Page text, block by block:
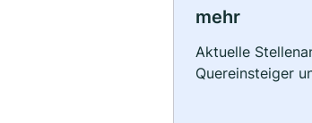
mehr
Aktuelle
Quereinsteiger